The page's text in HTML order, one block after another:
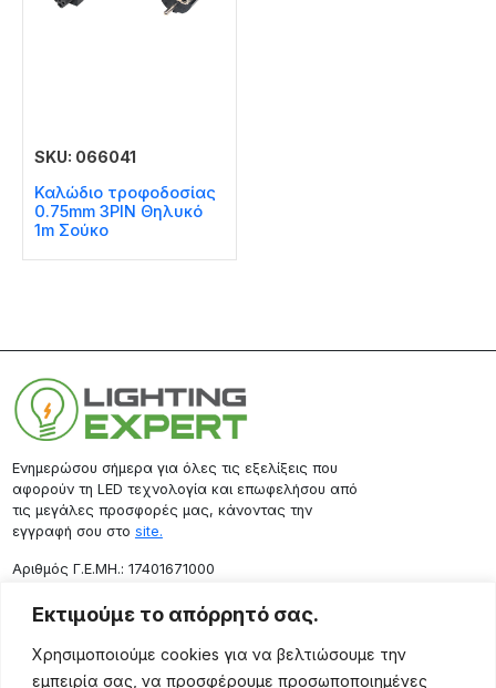
Εκτιμούμε το απόρρητό σας.
Χρησιμοποιούμε cookies για να βελτιώσουμε την
εμπειρία σας, να προσφέρουμε προσωποποιημένες
SKU: 066041
Καλώδιο τροφοδοσίας
0.75mm 3PIN Θηλυκό
1m Σούκο
Ενημερώσου σήμερα για όλες τις εξελίξεις που
αφορούν τη LED τεχνολογία και επωφελήσου από
τις μεγάλες προσφορές μας, κάνοντας την
εγγραφή σου στο site.
Aριθμός Γ.Ε.ΜΗ.: 17401671000
Επικοινωνία
Ρόδου 133, Αθήνα 10443
(+30) 211 725 5427